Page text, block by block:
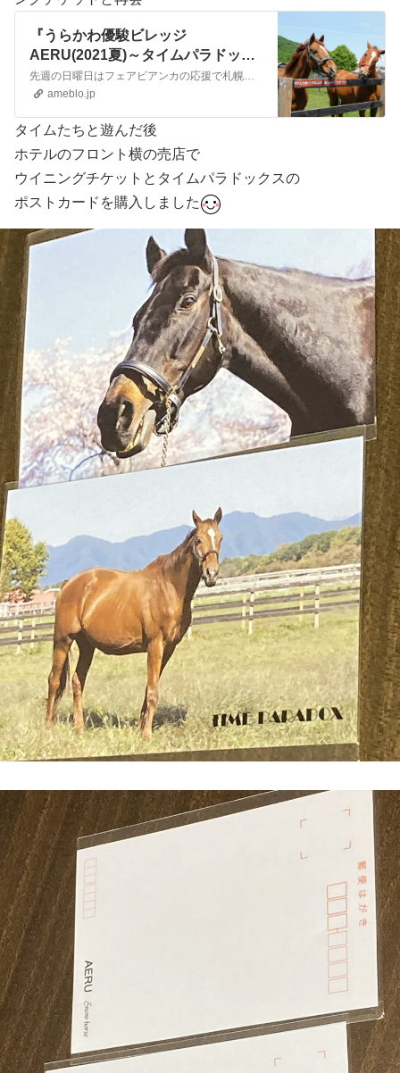
『うらかわ優駿ビレッジ
AERU(2021夏)～タイムパラドック
スに会いたくて～』
先週の日曜日はフェアビアンカの応援で札幌競馬場に行ってきました『初めての札幌競馬場』先週の日曜日はフェアビアンカの応援で札幌競馬場に行ってきました（『フェアビ…
ameblo.jp
タイムたちと遊んだ後
ホテルのフロント横の売店で
ウイニングチケットとタイムパラドックスの
ポストカードを購入しました